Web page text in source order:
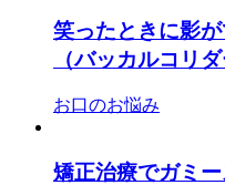
笑ったときに影
（バッカルコリ
お口のお悩み
矯正治療でガミ